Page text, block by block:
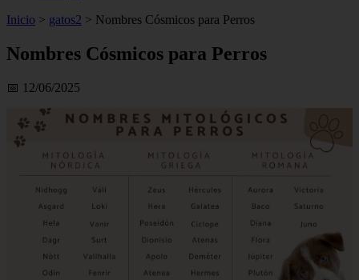
Inicio > gatos2 > Nombres Cósmicos para Perros
Nombres Cósmicos para Perros
📅 12/06/2025